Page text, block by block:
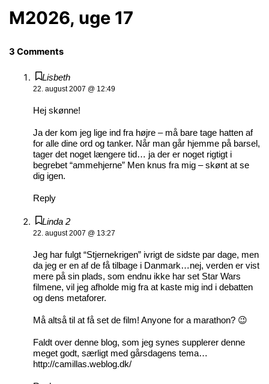
M2026, uge 17
3 Comments
Lisbeth
22. august 2007 @ 12:49
Hej skønne!
Ja der kom jeg lige ind fra højre – må bare tage hatten af
for alle dine ord og tanker. Når man går hjemme på barsel,
tager det noget længere tid… ja der er noget rigtigt i
begrebet “ammehjerne” Men knus fra mig – skønt at se
dig igen.
Reply
Linda 2
22. august 2007 @ 13:27
Jeg har fulgt “Stjernekrigen” ivrigt de sidste par dage, men
da jeg er en af de få tilbage i Danmark…nej, verden er vist
mere på sin plads, som endnu ikke har set Star Wars
filmene, vil jeg afholde mig fra at kaste mig ind i debatten
og dens metaforer.
Må altså til at få set de film! Anyone for a marathon? 😉
Faldt over denne blog, som jeg synes supplerer denne
meget godt, særligt med gårsdagens tema…
http://camillas.weblog.dk/